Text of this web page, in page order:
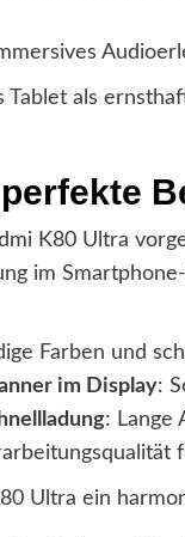
Tablet als
K80 Ultra
im
Farben und
im Display:
: Lange
Ultra ein